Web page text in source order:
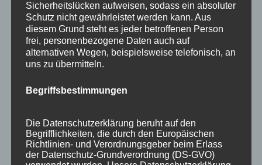
Wir schenken Ihnen eine Nacht
Haus Partale
Für das neue Jahr haben wir ein tolles Januar
Spezial Angebot für Sie… Ferienwohnung 1 –
10% LastMinute Rabatt bei Buchung vom 22.01.
Sicherheitslücken aufweisen, sodass ein absoluter
Schutz nicht gewährleistet werden kann. Aus
diesem Grund steht es jeder betroffenen Person
frei, personenbezogene Daten auch auf
alternativen Wegen, beispielsweise telefonisch, an
uns zu übermitteln.
Begriffsbestimmungen
Die Datenschutzerklärung beruht auf den
Begrifflichkeiten, die durch den Europäischen
Richtlinien- und Verordnungsgeber beim Erlass
der Datenschutz-Grundverordnung (DS-GVO)